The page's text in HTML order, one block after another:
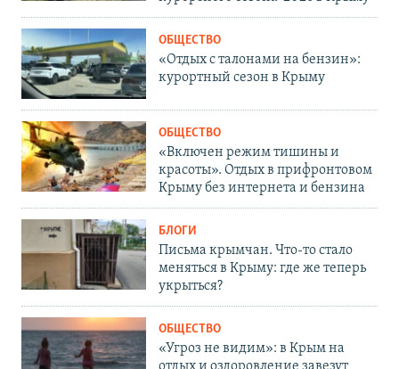
ОБЩЕСТВО
«Отдых с талонами на бензин»:
курортный сезон в Крыму
ОБЩЕСТВО
«Включен режим тишины и
красоты». Отдых в прифронтовом
Крыму без интернета и бензина
БЛОГИ
Письма крымчан. Что-то стало
меняться в Крыму: где же теперь
укрыться?
ОБЩЕСТВО
«Угроз не видим»: в Крым на
отдых и оздоровление завезут